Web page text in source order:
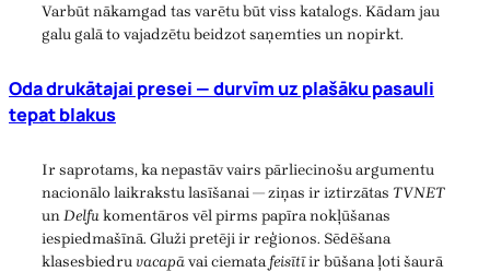
Varbūt nākamgad tas varētu būt viss katalogs. Kādam jau
galu galā to vajadzētu beidzot saņemties un nopirkt.
Oda drukātajai presei — durvīm uz plašāku pasauli
tepat blakus
Ir saprotams, ka nepastāv vairs pārliecinošu argumentu
nacionālo laikrakstu lasīšanai — ziņas ir iztirzātas TVNET
unDelfukomentāros vēl pirms papīra nokļūšanas
iespiedmašīnā. Gluži pretēji ir reģionos. Sēdēšana
klasesbiedruvacapāvai ciematafeisītīir būšana ļoti šaurā